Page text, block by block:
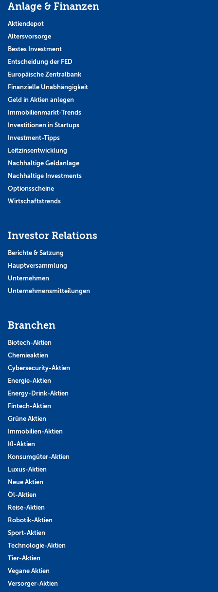
Anlage & Finanzen
Aktiendepot
Altersvorsorge
Bestes Investment
Entscheidung der FED
Europäische Zentralbank
Finanzielle Unabhängigkeit
Geld in Aktien anlegen
Immobilienmarkt-Trends
Investitionen in Startups
Investment-Tipps
Leitzinsentwicklung
Nachhaltige Geldanlage
Nachhaltige Investments
Optionsscheine
Wirtschaftstrends
Investor Relations
Berichte & Satzung
Hauptversammlung
Unternehmen
Unternehmensmitteilungen
Branchen
Biotech-Aktien
Chemieaktien
Cybersecurity-Aktien
Energie-Aktien
Energy-Drink-Aktien
Fintech-Aktien
Grüne Aktien
Immobilien-Aktien
KI-Aktien
Konsumgüter-Aktien
Luxus-Aktien
Neue Aktien
Öl-Aktien
Reise-Aktien
Robotik-Aktien
Sport-Aktien
Technologie-Aktien
Tier-Aktien
Vegane Aktien
Versorger-Aktien